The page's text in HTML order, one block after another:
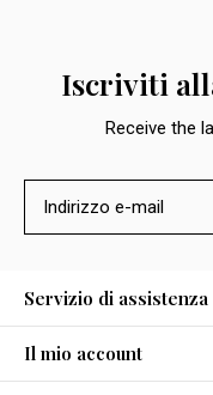
Iscriviti
Receive the
Servizio di assistenza
Il mio account